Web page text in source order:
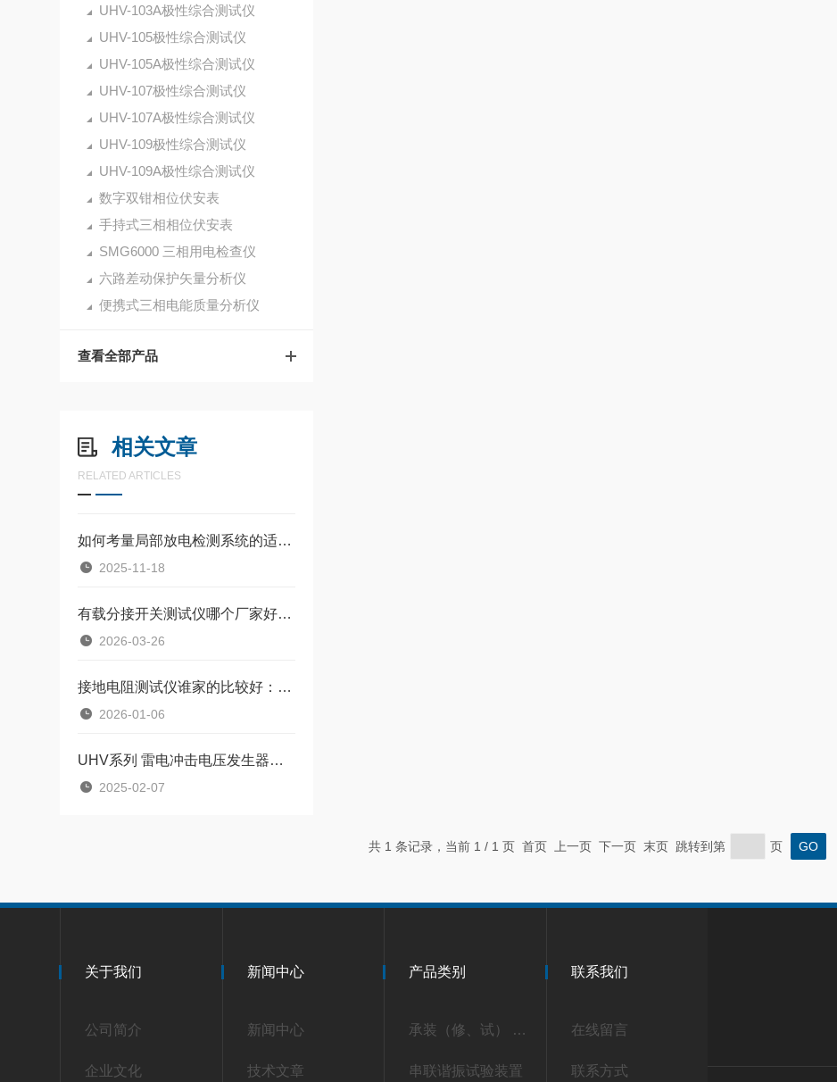
UHV-103A极性综合测试仪
UHV-105极性综合测试仪
UHV-105A极性综合测试仪
UHV-107极性综合测试仪
UHV-107A极性综合测试仪
UHV-109极性综合测试仪
UHV-109A极性综合测试仪
数字双钳相位伏安表
手持式三相相位伏安表
SMG6000 三相用电检查仪
六路差动保护矢量分析仪
便携式三相电能质量分析仪
查看全部产品
相关文章
RELATED ARTICLES
如何考量局部放电检测系统的适用性？一些来自实践的经验
2025-11-18
有载分接开关测试仪哪个厂家好？从真实口碑看武汉特高压的选择之道
2026-03-26
接地电阻测试仪谁家的比较好：一个接地电阻测试仪品牌的流向规划与阻抗勘验
2026-01-06
UHV系列 雷电冲击电压发生器试验装置使用时需要注意哪些问题
2025-02-07
共 1 条记录，当前 1 / 1 页 首页 上一页 下一页 末页 跳转到第 页
关于我们
公司简介
企业文化
新闻中心
新闻中心
技术文章
产品类别
承装（修、试） 承试类仪器
串联谐振试验装置
联系我们
在线留言
联系方式